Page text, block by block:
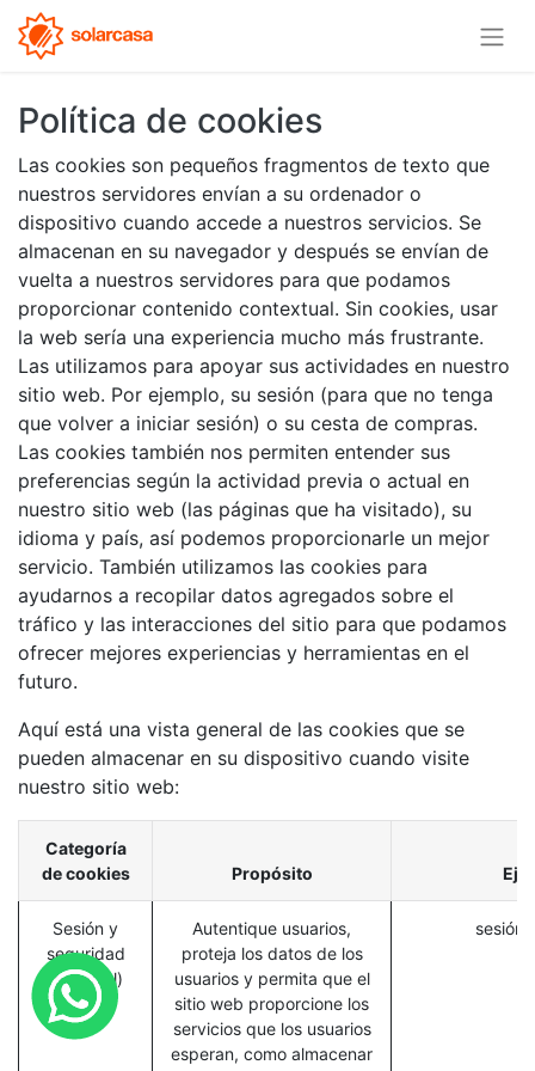
Política de cookies
Las cookies son pequeños fragmentos de texto que
nuestros servidores envían a su ordenador o
dispositivo cuando accede a nuestros servicios. Se
almacenan en su navegador y después se envían de
vuelta a nuestros servidores para que podamos
proporcionar contenido contextual. Sin cookies, usar
la web sería una experiencia mucho más frustrante.
Las utilizamos para apoyar sus actividades en nuestro
sitio web. Por ejemplo, su sesión (para que no tenga
que volver a iniciar sesión) o su cesta de compras.
Las cookies también nos permiten entender sus
preferencias según la actividad previa o actual en
nuestro sitio web (las páginas que ha visitado), su
idioma y país, así podemos proporcionarle un mejor
servicio. También utilizamos las cookies para
ayudarnos a recopilar datos agregados sobre el
tráfico y las interacciones del sitio para que podamos
ofrecer mejores experiencias y herramientas en el
futuro.
Aquí está una vista general de las cookies que se
pueden almacenar en su dispositivo cuando visite
nuestro sitio web:
Categoría
de cookies
Propósito
Sesión y
seguridad
(esencial)
Autentique usuarios,
proteja los datos de los
usuarios y permita que el
sitio web proporcione los
servicios que los usuarios
esperan, como almacenar